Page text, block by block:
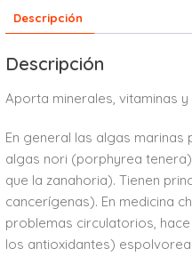
Descripción
Descripción
Aporta minerales, vitaminas
En general las algas
algas nori (porphyrea
que la zanahoria). Tienen
cancerígenas). En medicina
problemas circulatorios,
los antioxidantes)